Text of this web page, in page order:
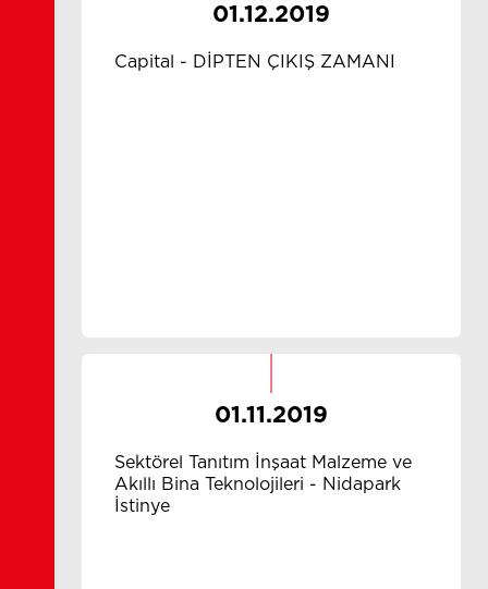
01.12.2019
Capital - DİPTEN ÇIKIŞ ZAMANI
01.11.2019
Sektörel Tanıtım İnşaat Malzeme ve
Akıllı Bina Teknolojileri - Nidapark
İstinye